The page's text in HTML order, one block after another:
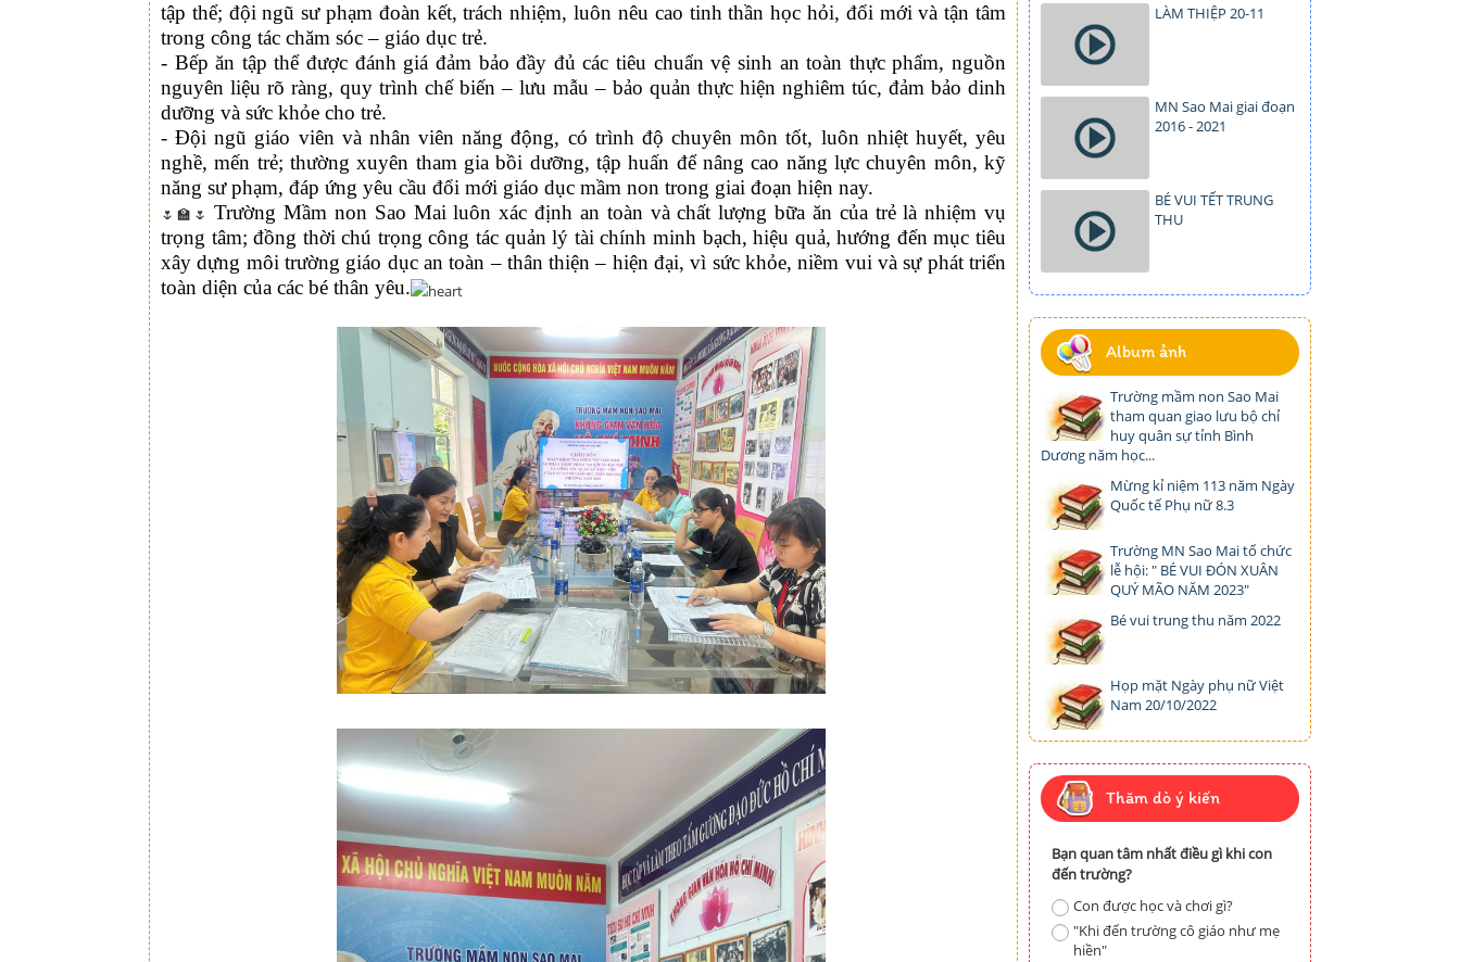
tập thể; đội ngũ sư phạm đoàn kết, trách nhiệm, luôn nêu cao tinh thần học hỏi, đổi mới và tận tâm
trong công tác chăm sóc – giáo dục trẻ.
- Bếp ăn tập thể được đánh giá đảm bảo đầy đủ các tiêu chuẩn vệ sinh an toàn thực phẩm, nguồn
nguyên liệu rõ ràng, quy trình chế biến – lưu mẫu – bảo quản thực hiện nghiêm túc, đảm bảo dinh
dưỡng và sức khỏe cho trẻ.
- Đội ngũ giáo viên và nhân viên năng động, có trình độ chuyên môn tốt, luôn nhiệt huyết, yêu
nghề, mến trẻ; thường xuyên tham gia bồi dưỡng, tập huấn để nâng cao năng lực chuyên môn, kỹ
năng sư phạm, đáp ứng yêu cầu đổi mới giáo dục mầm non trong giai đoạn hiện nay.
🌷🏫🌷Trường Mầm non Sao Mai luôn xác định an toàn và chất lượng bữa ăn của trẻ là nhiệm vụ
trọng tâm; đồng thời chú trọng công tác quản lý tài chính minh bạch, hiệu quả, hướng đến mục tiêu
xây dựng môi trường giáo dục an toàn – thân thiện – hiện đại, vì sức khỏe, niềm vui và sự phát triển
toàn diện của các bé thân yêu.
LÀM THIỆP 20-11
MN Sao Mai giai đoạn
2016 - 2021
BÉ VUI TẾT TRUNG
THU
Album ảnh
Trường mầm non Sao Mai
tham quan giao lưu bộ chỉ
huy quân sự tỉnh Bình
Dương năm học...
Mừng kỉ niệm 113 năm Ngày
Quốc tế Phụ nữ 8.3
Trường MN Sao Mai tổ chức
lễ hội: " BÉ VUI ĐÓN XUÂN
QUÝ MÃO NĂM 2023"
Bé vui trung thu năm 2022
Họp mặt Ngày phụ nữ Việt
Nam 20/10/2022
Thăm dò ý kiến
Bạn quan tâm nhất điều gì khi con
đến trường?
Con được học và chơi gì?
"Khi đến trường cô giáo như mẹ
hiền"